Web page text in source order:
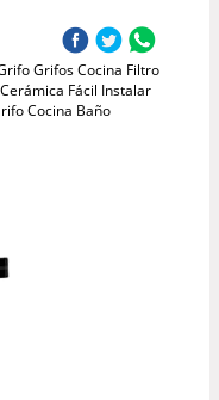
Grifos Cocina Filtro
Fácil Instalar
Cocina Baño